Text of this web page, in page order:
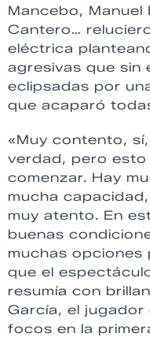
Mancebo, Manuel
Cantero…
eléctrica
agresivas que sin
eclipsadas por
que acaparó
«Muy contento,
verdad, pero esto
comenzar. Hay
mucha
muy atento. En
buenas
muchas opciones
que el
resumía con
García, el
focos en la